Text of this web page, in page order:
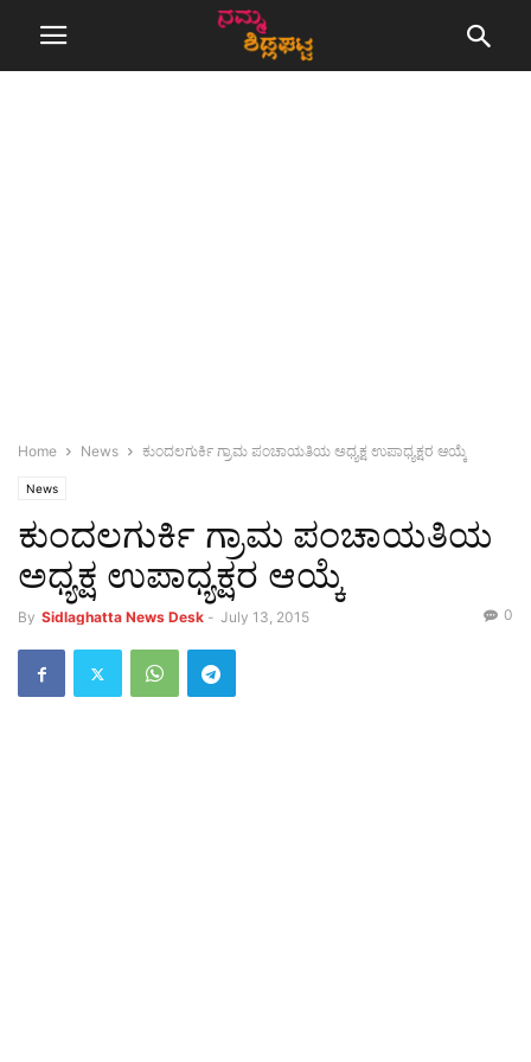
Home News ಕುಂದಲಗುರ್ಕಿ ಗ್ರಾಮ ಪಂಚಾಯತಿಯ ಅಧ್ಯಕ್ಷ ಉಪಾಧ್ಯಕ್ಷರ ಆಯ್ಕೆ
News
ಕುಂದಲಗುರ್ಕಿ ಗ್ರಾಮ ಪಂಚಾಯತಿಯ
ಅಧ್ಯಕ್ಷ ಉಪಾಧ್ಯಕ್ಷರ ಆಯ್ಕೆ
By Sidlaghatta News Desk - July 13, 2015 0